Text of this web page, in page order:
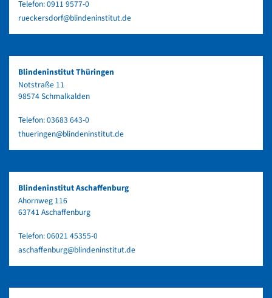
Telefon:0911 9577-0
rueckersdorf@blindeninstitut.de
Blindeninstitut Thüringen
Notstraße 11
98574 Schmalkalden
Telefon:03683 643-0
thueringen@blindeninstitut.de
Blindeninstitut Aschaffenburg
Ahornweg 116
63741 Aschaffenburg
Telefon:06021 45355-0
aschaffenburg@blindeninstitut.de